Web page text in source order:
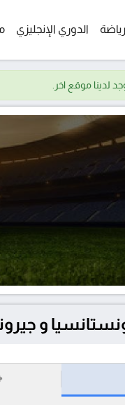
الدوري الإنجليزي
بتاريخ 2025-10-28 في كأس